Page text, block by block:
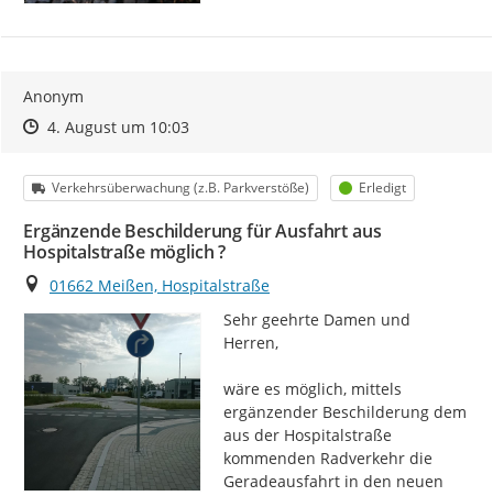
Anonym
Zeitpunkt des Erstellens
Zeitpunkt des Erstellens
4. August um 10:03Zur Äußerung
Kategorie
Verkehrsüberwachung (z.B. Parkverstöße) Status
Erledigt
Ergänzende Beschilderung für Ausfahrt aus
Hospitalstraße möglich ?
Ort
01662 Meißen, Hospitalstraße
Sehr geehrte Damen und
Herren,
wäre es möglich, mittels
ergänzender Beschilderung dem
aus der Hospitalstraße
kommenden Radverkehr die
Geradeausfahrt in den neuen